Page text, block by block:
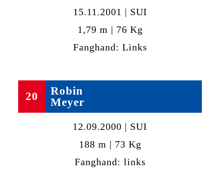
15.11.2001 | SUI
1,79 m | 76 Kg
Fanghand: Links
20
Robin
Meyer
12.09.2000 | SUI
188 m | 73 Kg
Fanghand: links